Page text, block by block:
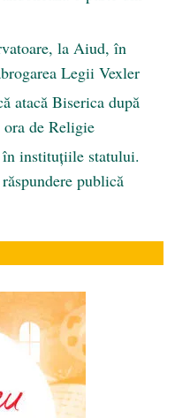
la Aiud, în
Legii Vexler
atacă Biserica după
de Religie
instituțiile statului.
publică